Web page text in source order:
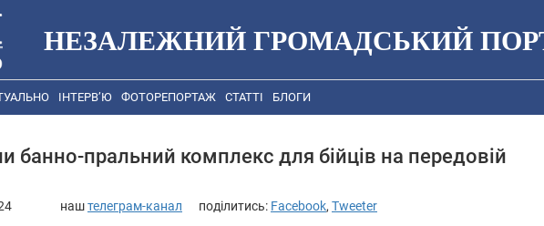
НЕЗАЛЕЖНИЙ ГРОМАДСЬКИЙ
ІНТЕРВ’Ю ФОТОРЕПОРТАЖ СТАТТІ БЛОГИ
банно-пральний комплекс для бійців на передовій
наштелеграм-канал поділитись: Facebook, Tweeter